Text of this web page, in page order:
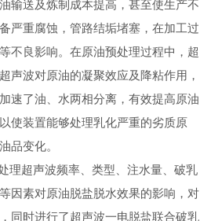
输送及炼制成本提高，甚至使生产不
严重腐蚀，管路结垢堵塞，在加工过
不良影响。在原油预处理过程中，超
声波对原油的凝聚效应及降粘作用，
速了油、水两相分离，有效提高原油
使装置能够处理乳化严重的劣质原
品变化。
理超声波频率、类型、注水量、破乳
因素对原油脱盐脱水效果的影响，对
同时进行了超声波一电脱盐联合破乳